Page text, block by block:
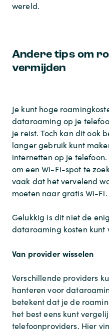
wereld.
Andere tips om
vermijden
Je kunt hoge
dataroaming op je
je reist. Toch kan dit ook
langer gebruik kunt
internetten op je
om een Wi-Fi-spot te
vaak dat het vervelend
moeten naar gratis Wi-Fi.
Gelukkig is dit niet de
dataroaming kosten kunt
Van provider wisselen
Verschillende providers
hanteren voor
betekent dat je de
het best eens kunt
telefoonproviders. Hier